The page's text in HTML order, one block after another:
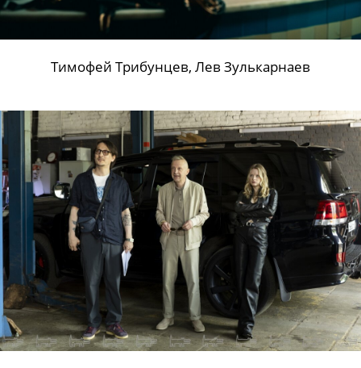
Тимофей Трибунцев, Лев Зулькарнаев